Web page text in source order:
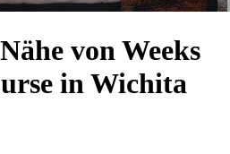
von Weeks
in Wichita